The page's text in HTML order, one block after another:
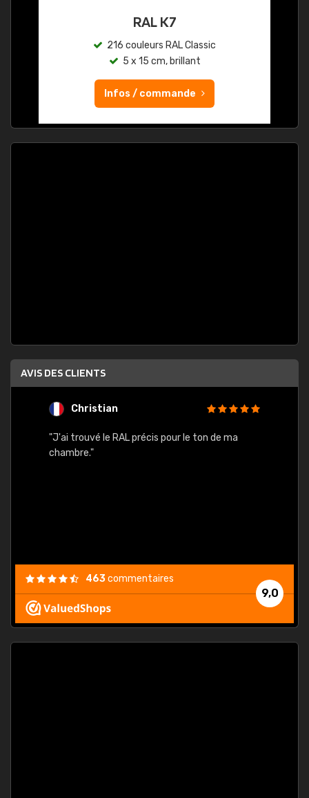
RAL K7
216 couleurs RAL Classic
5 x 15 cm, brillant
Infos / commande
AVIS DES CLIENTS
Christian
"J'ai trouvé le RAL précis pour le ton de ma
chambre."
9,0
463commentaires